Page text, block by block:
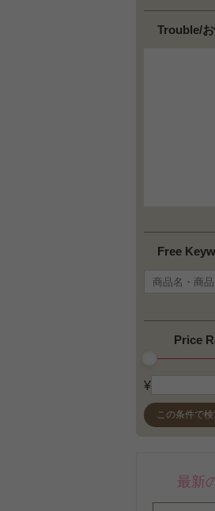
Trouble/
Free
Price
¥
この条件で検
最新